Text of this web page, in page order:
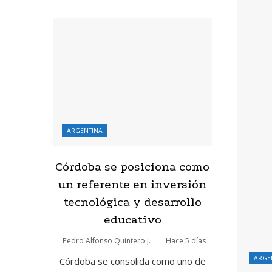
ARGENTINA
Córdoba se posiciona como
un referente en inversión
tecnológica y desarrollo
educativo
Pedro Alfonso Quintero J. Hace 5 días
Córdoba se consolida como uno de